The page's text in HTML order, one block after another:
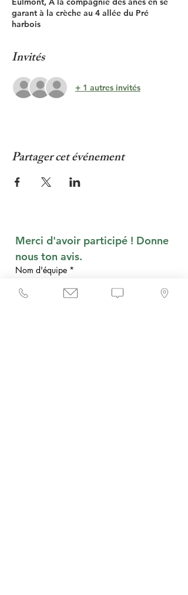
garant à la crèche au 4 allée du Pré
harbois
Invités
+ 1 autres invités
Partager cet événement
Merci d'avoir participé ! Donne
nous ton avis.
Nom d'équipe *